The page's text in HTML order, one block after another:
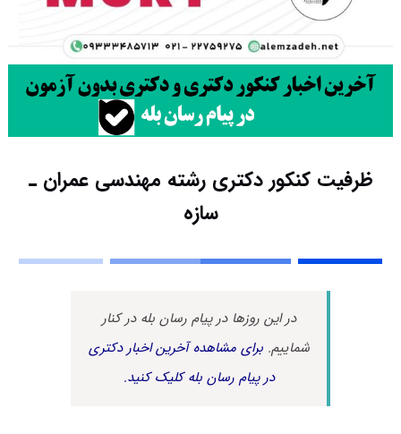
ظرفیت کنکور دکتری رشته ﻣﻬﻨﺪسی ﻋﻤﺮان ـ
ﺳﺎزه
در این روزها در پیام رسان بله در کنار
شماییم.برای مشاهده آخرین اخبار دکتری
در پیام رسان بله کلیک کنید.